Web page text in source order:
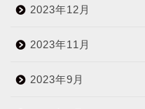
2023年12月
2023年11月
2023年9月